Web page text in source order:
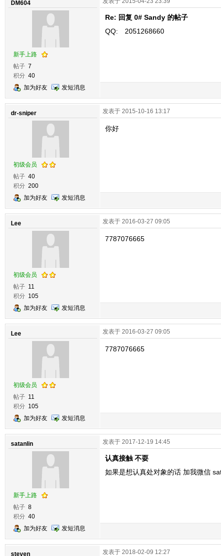
DM604
新手上路
帖子 7
积分 40
加为好友
发短消息
Re: 回复 0# Sandy 的帖子
QQ: 2051268660
dr-sniper
初级会员
帖子 40
积分 200
加为好友
发短消息
发表于 2015-10-16 13:17
你好
Lee
初级会员
帖子 11
积分 105
加为好友
发短消息
发表于 2016-03-27 09:05
7787076665
Lee
初级会员
帖子 11
积分 105
加为好友
发短消息
发表于 2016-03-27 09:05
7787076665
satanlin
新手上路
帖子 8
积分 40
加为好友
发短消息
发表于 2017-12-19 14:45
认真接触 不耍
如果是想认真处对象的话 加我微信
steven 发表于 2018-02-09 12:27